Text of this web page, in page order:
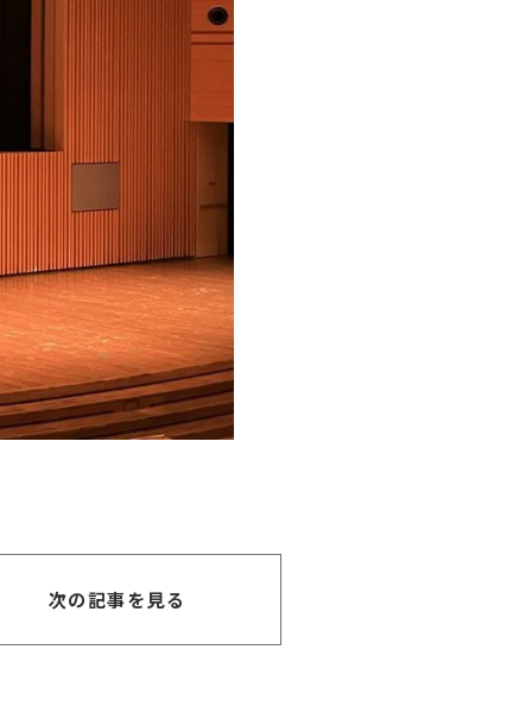
次の記事を見る